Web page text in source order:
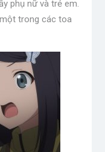
phụ nữ và trẻ em.
trong các toa